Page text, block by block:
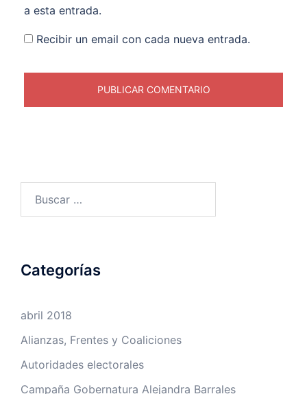
a esta entrada.
Recibir un email con cada nueva entrada.
Categorías
abril 2018
Alianzas, Frentes y Coaliciones
Autoridades electorales
Campaña Gobernatura Alejandra Barrales